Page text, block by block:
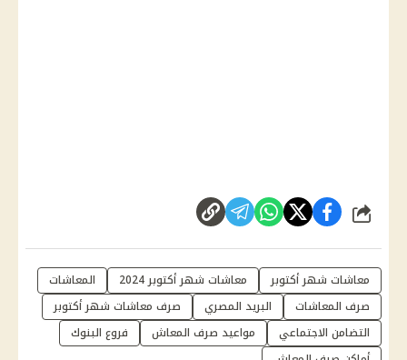
شارك
معاشات شهر أكتوبر معاشات شهر أكتوبر 2024
المعاشات
صرف المعاشات
البريد المصري
صرف معاشات شهر أكتوبر
التضامن الاجتماعي
مواعيد صرف المعاش
فروع البنوك